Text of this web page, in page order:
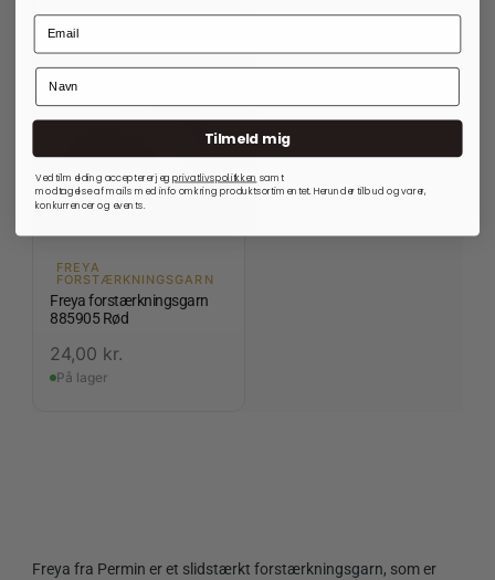
FREYA
FORSTÆRKNINGSGARN
Freya forstærkningsgarn
885905 Rød
24,00 kr.
På lager
Freya fra Permin er et slidstærkt forstærkningsgarn, som er
Tilmeld mig
Ved tilmelding accepterer jegprivatlivspolitkken samt
modtagelse af mails med info omkring produktsortimentet. Herunder tilbud og varer,
konkurrencer og events.